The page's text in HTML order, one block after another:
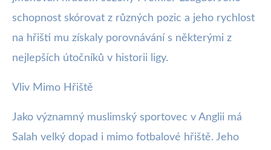
schopnost skórovat z různých pozic a jeho rychlost
na hřišti mu získaly porovnávání s některými z
nejlepších útočníků v historii ligy.
Vliv Mimo Hřiště
Jako významný muslimský sportovec v Anglii má
Salah velký dopad i mimo fotbalové hřiště. Jeho